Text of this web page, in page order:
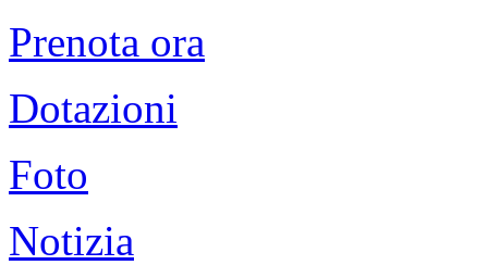
Prenota ora
Dotazioni
Foto
Notizia